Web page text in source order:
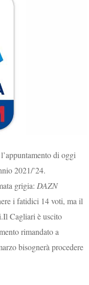
di oggi
2021/’24.
grigia: DAZN
i fatidici 14 voti, ma il
Cagliari è uscito
rimandato a
bisognerà procedere